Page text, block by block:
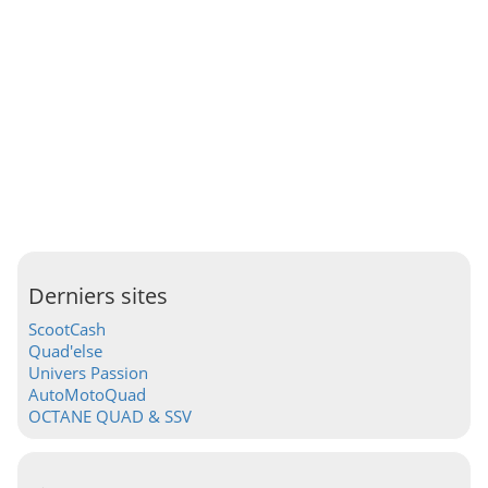
Derniers sites
ScootCash
Quad'else
Univers Passion
AutoMotoQuad
OCTANE QUAD & SSV